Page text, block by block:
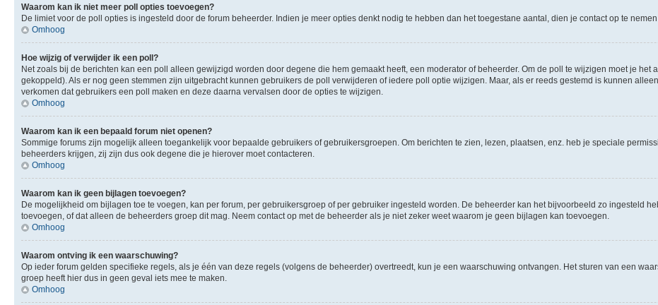
Waarom kan ik niet meer poll opties toevoegen?
De limiet voor de poll opties is ingesteld door de forum beheerder. Indien je meer opties denkt nodig te hebben dan het toegestane aantal, dien je contact op te
Omhoog
Hoe wijzig of verwijder ik een poll?
Net zoals bij de berichten kan een poll alleen gewijzigd worden door degene die hem gemaakt heeft, een moderator of beheerder. Om de poll te wijzigen moet je het
gekoppeld). Als er nog geen stemmen zijn uitgebracht kunnen gebruikers de poll verwijderen of iedere poll optie wijzigen. Maar, als er reeds gestemd is kunnen
verkomen dat gebruikers een poll maken en deze daarna vervalsen door de opties te wijzigen.
Omhoog
Waarom kan ik een bepaald forum niet openen?
Sommige forums zijn mogelijk alleen toegankelijk voor bepaalde gebruikers of gebruikersgroepen. Om berichten te zien, lezen, plaatsen, enz. heb je speciale
beheerders krijgen, zij zijn dus ook degene die je hierover moet contacteren.
Omhoog
Waarom kan ik geen bijlagen toevoegen?
De mogelijkheid om bijlagen toe te voegen, kan per forum, per gebruikersgroep of per gebruiker ingesteld worden. De beheerder kan het bijvoorbeeld zo ingesteld
toevoegen, of dat alleen de beheerders groep dit mag. Neem contact op met de beheerder als je niet zeker weet waarom je geen bijlagen kan toevoegen.
Omhoog
Waarom ontving ik een waarschuwing?
Op ieder forum gelden specifieke regels, als je één van deze regels (volgens de beheerder) overtreedt, kun je een waarschuwing ontvangen. Het sturen van een
groep heeft hier dus in geen geval iets mee te maken.
Omhoog